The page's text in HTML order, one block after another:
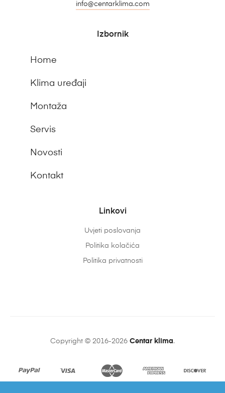
info@centarklima.com
Izbornik
Home
Klima uređaji
Montaža
Servis
Novosti
Kontakt
Linkovi
Uvjeti poslovanja
Politika kolačića
Politika privatnosti
Copyright © 2016-2026 Centar klima.